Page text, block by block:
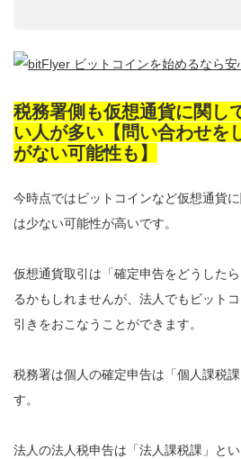
税務署側も仮想通貨に関し
い人が多い【問い合わせを
がない可能性も】
今時点ではビットコインなど仮想通貨
は少ない可能性が高いです。
仮想通貨取引は「確定申告をどうした
るかもしれませんが、法人でもビット
引きをおこなうことができます。
税務署は個人の確定申告は「個人課税
す。
法人の法人税申告は「法人課税課」とい